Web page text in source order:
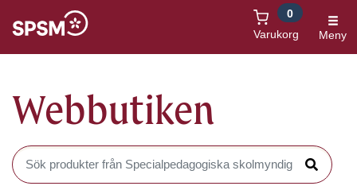
Varukorg
0
Meny
Webbutiken
Sök produkter i Webbutiken
Sök